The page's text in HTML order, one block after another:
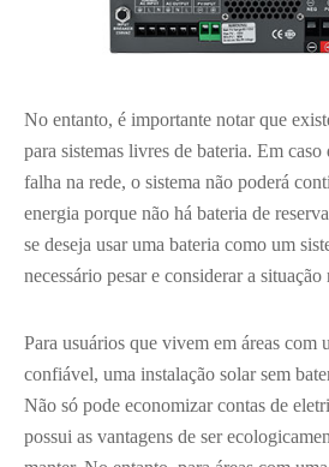
No entanto, é importante notar que
para sistemas livres de bateria. Em caso
falha na rede, o sistema não poderá
energia porque não há bateria de
se deseja usar uma bateria como um
necessário pesar e considerar a situação
Para usuários que vivem em áreas com
confiável, uma instalação solar sem
Não só pode economizar contas de
possui as vantagens de ser